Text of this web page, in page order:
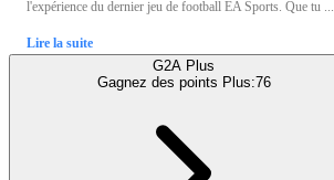
l'expérience du dernier jeu de football EA Sports. Que tu ...
Lire la suite
G2A Plus
Gagnez des points Plus:76